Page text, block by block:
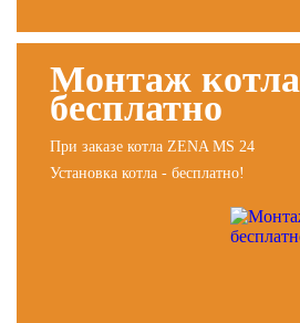
Монтаж котла
бесплатно
При заказе котла ZENA MS 24
Установка котла - бесплатно!